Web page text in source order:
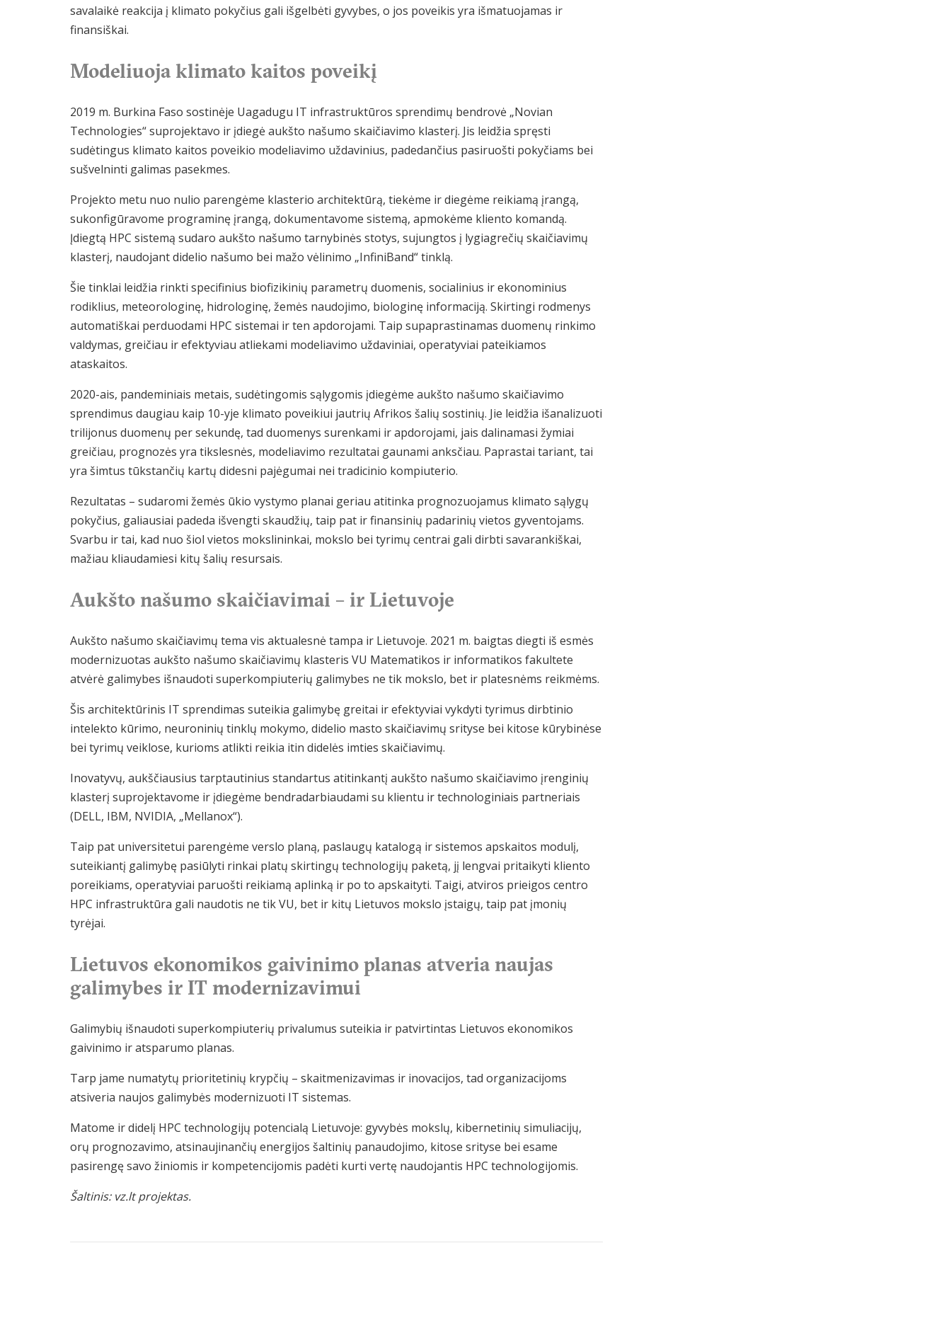
savalaikė reakcija į klimato pokyčius gali išgelbėti gyvybes, o jos poveikis yra išmatuojamas ir
finansiškai.
Modeliuoja klimato kaitos poveikį
2019 m. Burkina Faso sostinėje Uagadugu IT infrastruktūros sprendimų bendrovė „Novian
Technologies“ suprojektavo ir įdiegė aukšto našumo skaičiavimo klasterį. Jis leidžia spręsti
sudėtingus klimato kaitos poveikio modeliavimo uždavinius, padedančius pasiruošti pokyčiams bei
sušvelninti galimas pasekmes.
Projekto metu nuo nulio parengėme klasterio architektūrą, tiekėme ir diegėme reikiamą įrangą,
sukonfigūravome programinę įrangą, dokumentavome sistemą, apmokėme kliento komandą.
Įdiegtą HPC sistemą sudaro aukšto našumo tarnybinės stotys, sujungtos į lygiagrečių skaičiavimų
klasterį, naudojant didelio našumo bei mažo vėlinimo „InfiniBand“ tinklą.
Šie tinklai leidžia rinkti specifinius biofizikinių parametrų duomenis, socialinius ir ekonominius
rodiklius, meteorologinę, hidrologinę, žemės naudojimo, biologinę informaciją. Skirtingi rodmenys
automatiškai perduodami HPC sistemai ir ten apdorojami. Taip supaprastinamas duomenų rinkimo
valdymas, greičiau ir efektyviau atliekami modeliavimo uždaviniai, operatyviai pateikiamos
ataskaitos.
2020-ais, pandeminiais metais, sudėtingomis sąlygomis įdiegėme aukšto našumo skaičiavimo
sprendimus daugiau kaip 10-yje klimato poveikiui jautrių Afrikos šalių sostinių. Jie leidžia išanalizuoti
trilijonus duomenų per sekundę, tad duomenys surenkami ir apdorojami, jais dalinamasi žymiai
greičiau, prognozės yra tikslesnės, modeliavimo rezultatai gaunami anksčiau. Paprastai tariant, tai
yra šimtus tūkstančių kartų didesni pajėgumai nei tradicinio kompiuterio.
Rezultatas – sudaromi žemės ūkio vystymo planai geriau atitinka prognozuojamus klimato sąlygų
pokyčius, galiausiai padeda išvengti skaudžių, taip pat ir finansinių padarinių vietos gyventojams.
Svarbu ir tai, kad nuo šiol vietos mokslininkai, mokslo bei tyrimų centrai gali dirbti savarankiškai,
mažiau kliaudamiesi kitų šalių resursais.
Aukšto našumo skaičiavimai – ir Lietuvoje
Aukšto našumo skaičiavimų tema vis aktualesnė tampa ir Lietuvoje. 2021 m. baigtas diegti iš esmės
modernizuotas aukšto našumo skaičiavimų klasteris VU Matematikos ir informatikos fakultete
atvėrė galimybes išnaudoti superkompiuterių galimybes ne tik mokslo, bet ir platesnėms reikmėms.
Šis architektūrinis IT sprendimas suteikia galimybę greitai ir efektyviai vykdyti tyrimus dirbtinio
intelekto kūrimo, neuroninių tinklų mokymo, didelio masto skaičiavimų srityse bei kitose kūrybinėse
bei tyrimų veiklose, kurioms atlikti reikia itin didelės imties skaičiavimų.
Inovatyvų, aukščiausius tarptautinius standartus atitinkantį aukšto našumo skaičiavimo įrenginių
klasterį suprojektavome ir įdiegėme bendradarbiaudami su klientu ir technologiniais partneriais
(DELL, IBM, NVIDIA, „Mellanox“).
Taip pat universitetui parengėme verslo planą, paslaugų katalogą ir sistemos apskaitos modulį,
suteikiantį galimybę pasiūlyti rinkai platų skirtingų technologijų paketą, jį lengvai pritaikyti kliento
poreikiams, operatyviai paruošti reikiamą aplinką ir po to apskaityti. Taigi, atviros prieigos centro
HPC infrastruktūra gali naudotis ne tik VU, bet ir kitų Lietuvos mokslo įstaigų, taip pat įmonių
tyrėjai.
Lietuvos ekonomikos gaivinimo planas atveria naujas
galimybes ir IT modernizavimui
Galimybių išnaudoti superkompiuterių privalumus suteikia ir patvirtintas Lietuvos ekonomikos
gaivinimo ir atsparumo planas.
Tarp jame numatytų prioritetinių krypčių – skaitmenizavimas ir inovacijos, tad organizacijoms
atsiveria naujos galimybės modernizuoti IT sistemas.
Matome ir didelį HPC technologijų potencialą Lietuvoje: gyvybės mokslų, kibernetinių simuliacijų,
orų prognozavimo, atsinaujinančių energijos šaltinių panaudojimo, kitose srityse bei esame
pasirengę savo žiniomis ir kompetencijomis padėti kurti vertę naudojantis HPC technologijomis.
Šaltinis: vz.lt projektas.